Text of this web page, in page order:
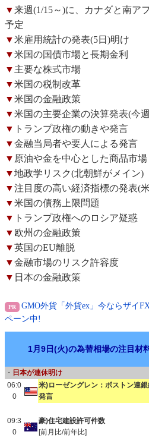
▼来週(1/15～)に、カナダと南ア
予定
▼米雇用統計の発表(5日)明け
▼米国の国債市場と長期金利
▼ 主要な株式市場
▼米国の税制改革
▼米国の金融政策
▼米国の主要企業の決算発表(今
▼ トランプ政権の動きや発言
▼金融当局者や要人による発言
▼ 原油や金を中心とした商品市場
▼地政学リスク(北朝鮮がメイン)
▼注目度の高い経済指標の発表(
▼米国の債務上限問題
▼ トランプ政権へのロシア疑惑
▼ 欧州の金融政策
▼英国のEU離脱
▼金融市場のリスク許容度
▼ 日本の金融政策
GMO外貨「外貨ex」今ならザイ
ペーン中!
1月9日(火)の為替相場の注目材
・ 日本が連休明け
06:0
0
米)ローゼングレン：ボストン連
発言
09:3
0
豪)住宅建設許可件数
[前月比/前年比]